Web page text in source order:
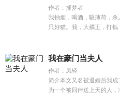
作者：捕梦者
我抽烟，喝酒，吸薄荷，
只好猫。我，大橘王，打
我在豪门当夫人
作者：凤轻
简介本文又名被退婚后我
为一个被同伴送上天的人